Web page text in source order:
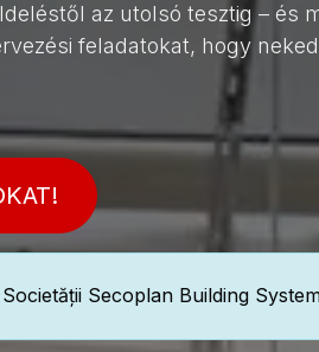
az utolsó tesztig – és
feladatokat, hogy
Secoplan Building